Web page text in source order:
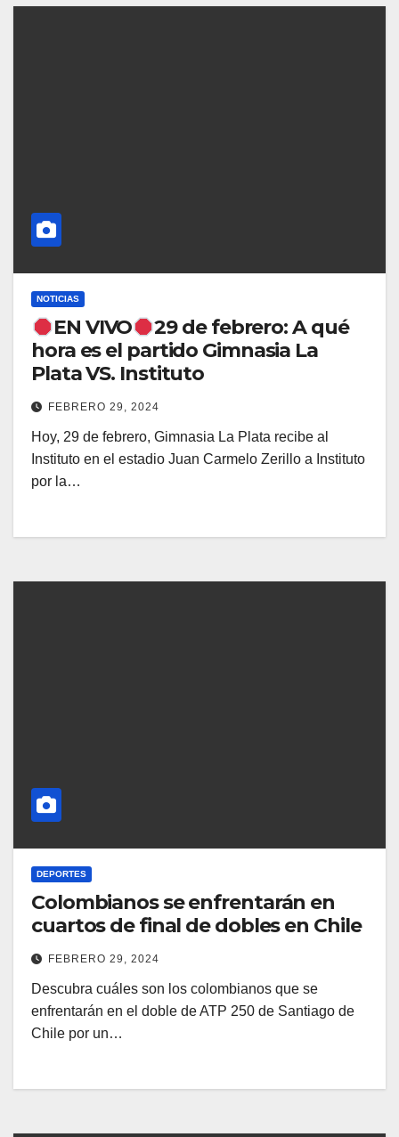
NOTICIAS
EN VIVO
29 de febrero: A qué
hora es el partido Gimnasia La
Plata VS. Instituto
FEBRERO 29, 2024
Hoy, 29 de febrero, Gimnasia La Plata recibe al
Instituto en el estadio Juan Carmelo Zerillo a Instituto
por la…
DEPORTES
Colombianos se enfrentarán en
cuartos de final de dobles en Chile
FEBRERO 29, 2024
Descubra cuáles son los colombianos que se
enfrentarán en el doble de ATP 250 de Santiago de
Chile por un…